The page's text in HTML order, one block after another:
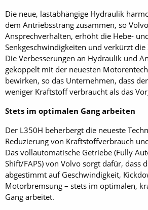
Die neue, lastabhängige Hydraulik
dem Antriebsstrang zusammen, so
Ansprechverhalten, erhöht die Hebe-
Senkgeschwindigkeiten und verkürzt die
Die Verbesserungen an Hydraulik und
gekoppelt mit der neuesten
bewirken, so das Unternehmen, dass
weniger Kraftstoff verbraucht als das
Stets im optimalen Gang arbeiten
Der L350H beherbergt die neueste
Reduzierung von Kraftstoffverbrauch
Das vollautomatische Getriebe (Fully
Shift/FAPS) von Volvo sorgt dafür, dass
abgestimmt auf Geschwindigkeit,
Motorbremsung – stets im optimalen,
Gang arbeitet.